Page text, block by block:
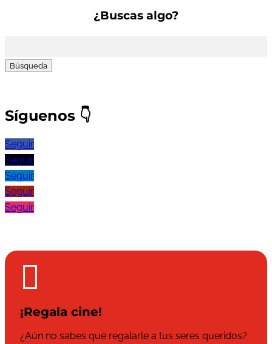
¿Buscas algo?
Síguenos 👇
Seguir
Seguir
Seguir
Seguir
Seguir

¡Regala cine!
¿Aún no sabes qué regalarle a tus seres queridos?